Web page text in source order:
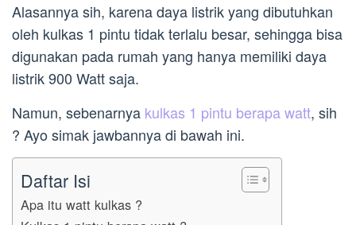
Alasannya sih, karena daya listrik yang dibutuhkan
oleh kulkas 1 pintu tidak terlalu besar, sehingga bisa
digunakan pada rumah yang hanya memiliki daya
listrik 900 Watt saja.
Namun, sebenarnya kulkas 1 pintu berapa watt, sih
? Ayo simak jawbannya di bawah ini.
Daftar Isi
Apa itu watt kulkas ?